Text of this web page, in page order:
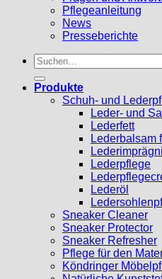
Pflegeanleitung
News
Presseberichte
Suchen
nach:
Produkte
Schuh- und
Leder- und
Lederfett
Lederbalsam
Lederpflege
Lederöl
Sneaker Cleaner
Sneaker Protector
Sneaker Refresher
Pflege für den
Köndringer